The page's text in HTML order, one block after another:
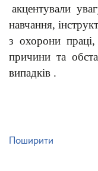
акцентували
навчання,
з охорони праці,
причини та
випадків .
Поширити